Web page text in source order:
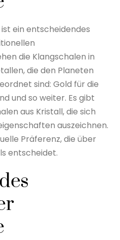
ein entscheidendes
die Klangschalen in
die den Planeten
sind: Gold für die
und so weiter. Es gibt
aus Kristall, die sich
auszeichnen.
Präferenz, die über
entscheidet.